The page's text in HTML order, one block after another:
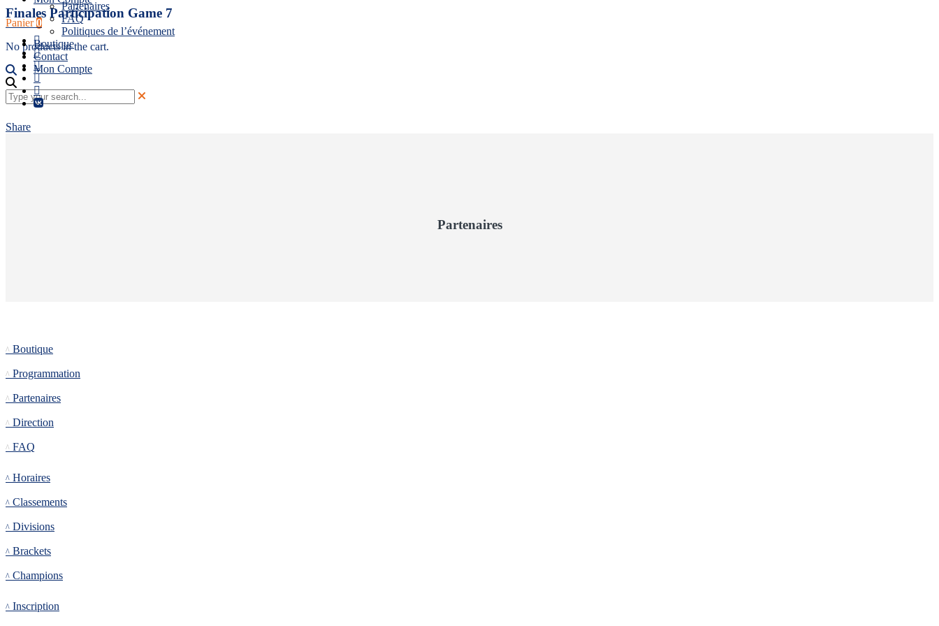
Panier 0
No products in the cart.
Partenaires
FAQ
Politiques de l’événement
Boutique
Contact
Mon Compte
Finales Participation Game 7
Share
Partenaires
Boutique
Programmation
Partenaires
Direction
FAQ
Horaires
Classements
Divisions
Brackets
Champions
Inscription